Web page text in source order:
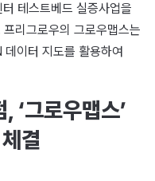
테스트베드 실증사업을
리그로우의 그로우맵스는
이터 지도를 활용하여
‘그로우맵스’
결